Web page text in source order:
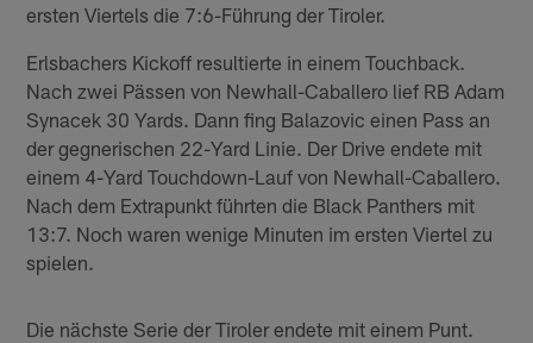
ersten Viertels die 7:6-Führung der Tiroler.
Erlsbachers Kickoff resultierte in einem Touchback.
Nach zwei Pässen von Newhall-Caballero lief RB Adam
Synacek 30 Yards. Dann fing Balazovic einen Pass an
der gegnerischen 22-Yard Linie. Der Drive endete mit
einem 4-Yard Touchdown-Lauf von Newhall-Caballero.
Nach dem Extrapunkt führten die Black Panthers mit
13:7. Noch waren wenige Minuten im ersten Viertel zu
spielen.
Die nächste Serie der Tiroler endete mit einem Punt.